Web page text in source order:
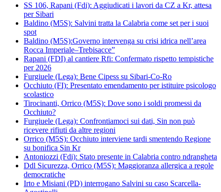
SS 106, Rapani (Fdi): Aggiudicati i lavori da CZ a Kr, attesa
per Sibari
Baldino (M5S): Salvini tratta la Calabria come set per i suoi
spot
Baldino (M5S):Governo intervenga su crisi idrica nell’area
Rocca Imperiale–Trebisacce”
Rapani (FDI) al cantiere Rfi: Confermato rispetto tempistiche
per 2026
Furgiuele (Lega): Bene Cipess su Sibari-Co-Ro
Occhiuto (FI): Presentato emendamento per istituire psicologo
scolastico
Tirocinanti, Orrico (M5S): Dove sono i soldi promessi da
Occhiuto?
Furgiuele (Lega): Confrontiamoci sui dati, Sin non può
ricevere rifiuti da altre regioni
Orrico (M5S): Occhiuto interviene tardi smentendo Regione
su bonifica Sin Kr
Antoniozzi (Fdi): Stato presente in Calabria contro ndrangheta
Ddl Sicurezza, Orrico (M5S): Maggioranza allergica a regole
democratiche
Irto e Misiani (PD) interrogano Salvini su caso Scarcella-